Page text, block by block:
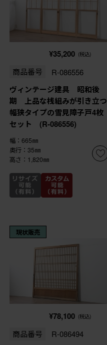
¥35,200 (税込)
商品番号 R-086556
ヴィンテージ建具 昭和後
期 上品な桟組みが引き立つ
幅狭タイプの雪見障子戸4枚
セット (R-086556)
幅：665㎜
奥行：35㎜
高さ：1,820㎜
現状販売
¥78,100 (税込)
商品番号 R-086494